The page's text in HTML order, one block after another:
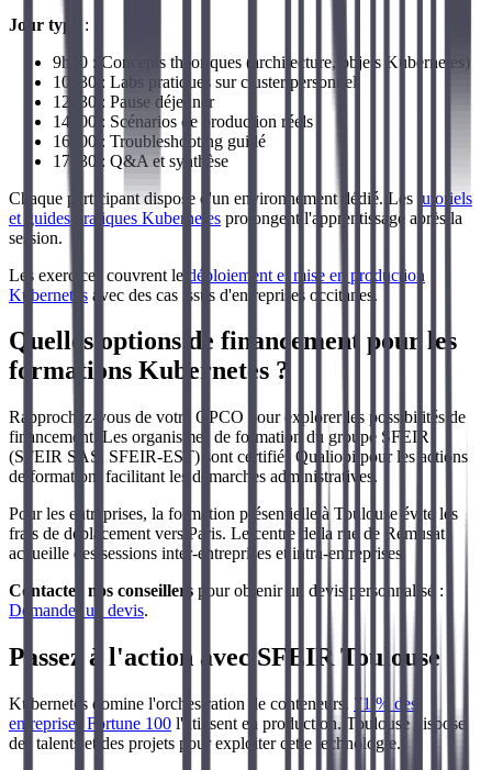
Jour type
:
9h00 : Concepts théoriques (architecture, objets Kubernetes)
10h30 : Labs pratiques sur cluster personnel
12h30 : Pause déjeuner
14h00 : Scénarios de production réels
16h00 : Troubleshooting guidé
17h30 : Q&A et synthèse
Chaque participant dispose d'un environnement dédié. Les tutoriels
et guides pratiques Kubernetes prolongent l'apprentissage après la
session.
Les exercices couvrent le déploiement et mise en production
Kubernetes avec des cas issus d'entreprises occitanes.
Quelles options de financement pour les
formations Kubernetes ?
Rapprochez-vous de votre OPCO pour explorer les possibilités de
financement. Les organismes de formation du groupe SFEIR
(SFEIR SAS, SFEIR-EST) sont certifiés Qualiopi pour les actions
de formation, facilitant les démarches administratives.
Pour les entreprises, la formation présentielle à Toulouse évite les
frais de déplacement vers Paris. Le centre de la rue de Rémusat
accueille des sessions inter-entreprises et intra-entreprises.
Contactez nos conseillers pour obtenir un devis personnalisé :
Demander un devis.
Passez à l'action avec SFEIR Toulouse
Kubernetes domine l'orchestration de conteneurs. 71 % des
entreprises Fortune 100 l'utilisent en production. Toulouse dispose
des talents et des projets pour exploiter cette technologie.